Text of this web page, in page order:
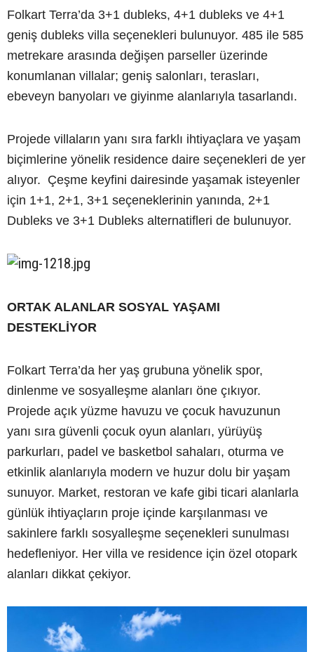
Folkart Terra’da 3+1 dubleks, 4+1 dubleks ve 4+1
geniş dubleks villa seçenekleri bulunuyor. 485 ile 585
metrekare arasında değişen parseller üzerinde
konumlanan villalar; geniş salonları, terasları,
ebeveyn banyoları ve giyinme alanlarıyla tasarlandı.
Projede villaların yanı sıra farklı ihtiyaçlara ve yaşam
biçimlerine yönelik residence daire seçenekleri de yer
alıyor. Çeşme keyfini dairesinde yaşamak isteyenler
için 1+1, 2+1, 3+1 seçeneklerinin yanında, 2+1
Dubleks ve 3+1 Dubleks alternatifleri de bulunuyor.
ORTAK ALANLAR SOSYAL YAŞAMI
DESTEKLİYOR
Folkart Terra’da her yaş grubuna yönelik spor,
dinlenme ve sosyalleşme alanları öne çıkıyor.
Projede açık yüzme havuzu ve çocuk havuzunun
yanı sıra güvenli çocuk oyun alanları, yürüyüş
parkurları, padel ve basketbol sahaları, oturma ve
etkinlik alanlarıyla modern ve huzur dolu bir yaşam
sunuyor. Market, restoran ve kafe gibi ticari alanlarla
günlük ihtiyaçların proje içinde karşılanması ve
sakinlere farklı sosyalleşme seçenekleri sunulması
hedefleniyor. Her villa ve residence için özel otopark
alanları dikkat çekiyor.